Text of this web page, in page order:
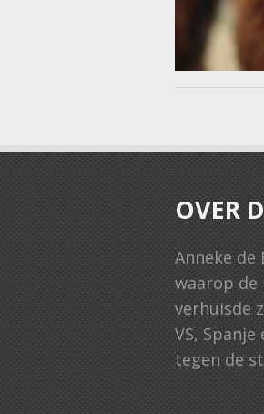
Post
OVER
Anneke
waarop de
verhuisde
VS,
tegen de